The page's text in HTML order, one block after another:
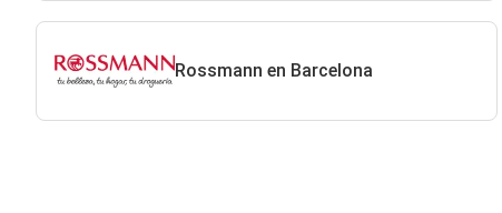
Rossmann en Barcelona